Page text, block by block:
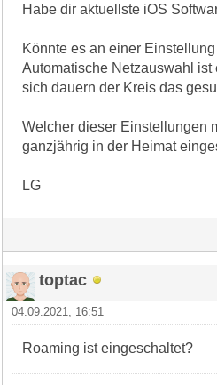
Habe dir aktuellste iOS
Könnte es an einer
Automatische Netzauswahl
sich dauern der Kreis das
Welcher dieser Einstellungen
ganzjährig in der Heimat
LG
toptac
04.09.2021, 16:51
Roaming ist eingeschaltet?